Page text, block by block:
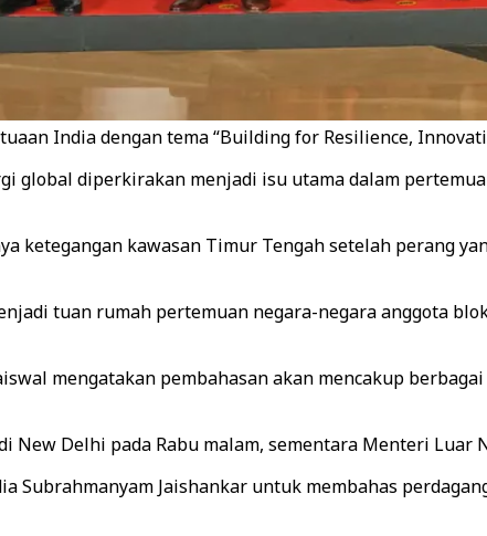
India dengan tema “Building for Resilience,
global diperkirakan menjadi isu utama dalam
ketegangan kawasan Timur Tengah setelah perang
tuan rumah pertemuan negara-negara anggota
mengatakan pembahasan akan mencakup
New Delhi pada Rabu malam, sementara Menteri
Subrahmanyam Jaishankar untuk membahas